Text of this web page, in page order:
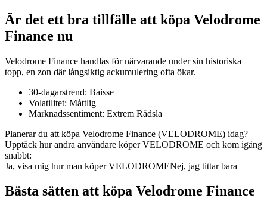
USDC Futures
Futures med USDC som säkerhet
Är det ett bra tillfälle att köpa Velodrome
Finance nu
Velodrome Finance handlas för närvarande under sin historiska
topp, en zon där långsiktig ackumulering ofta ökar.
30-dagarstrend: Baisse
Volatilitet: Måttlig
Marknadssentiment: Extrem Rädsla
Planerar du att köpa Velodrome Finance (VELODROME) idag?
Upptäck hur andra användare köper VELODROME och kom igång
snabbt:
Ja, visa mig hur man köper VELODROMENej, jag tittar bara
Bästa sätten att köpa Velodrome Finance